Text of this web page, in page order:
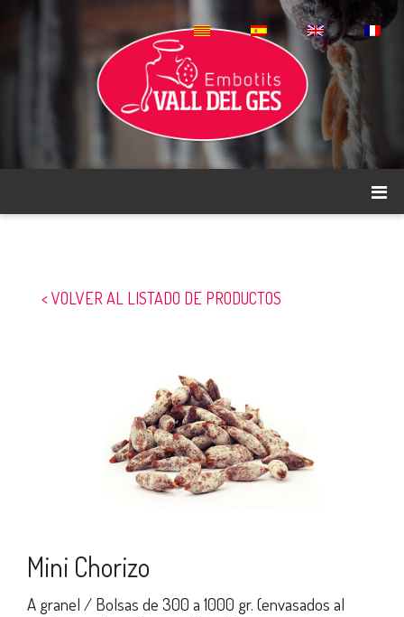
< VOLVER AL LISTADO DE PRODUCTOS
Mini Chorizo
A granel / Bolsas de 300 a 1000 gr. (envasados al